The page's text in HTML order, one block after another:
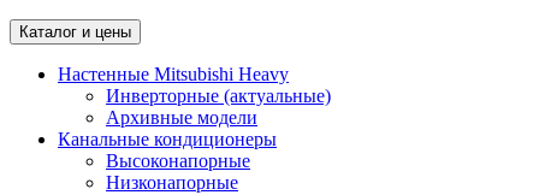
Каталог и цены
Настенные Mitsubishi Heavy
Инверторные (актуальные)
Архивные модели
Канальные кондиционеры
Высоконапорные
Низконапорные